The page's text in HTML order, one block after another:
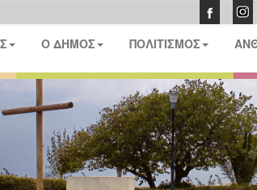
Ο ΔΗΜΟΣ ΠΟΛΙΤΙΣΜΟΣ